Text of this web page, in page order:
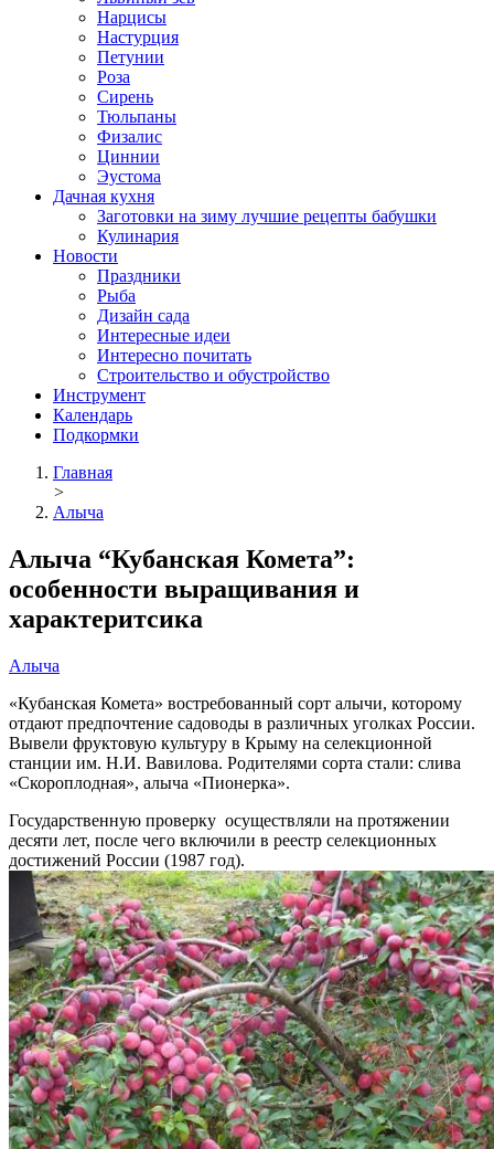
Нарцисы
Настурция
Петунии
Роза
Сирень
Тюльпаны
Физалис
Циннии
Эустома
Дачная кухня
Заготовки на зиму лучшие рецепты бабушки
Кулинария
Новости
Праздники
Рыба
Дизайн сада
Интересные идеи
Интересно почитать
Строительство и обустройство
Инструмент
Календарь
Подкормки
Главная
>
Алыча
Алыча “Кубанская Комета”:
особенности выращивания и
характеритсика
Алыча
«Кубанская Комета» востребованный сорт алычи, которому
отдают предпочтение садоводы в различных уголках России.
Вывели фруктовую культуру в Крыму на селекционной
станции им. Н.И. Вавилова. Родителями сорта стали: слива
«Скороплодная», алыча «Пионерка».
Государственную проверку осуществляли на протяжении
десяти лет, после чего включили в реестр селекционных
достижений России (1987 год).